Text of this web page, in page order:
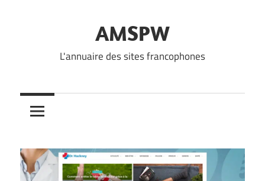
AMSPW
L'annuaire des sites francophones